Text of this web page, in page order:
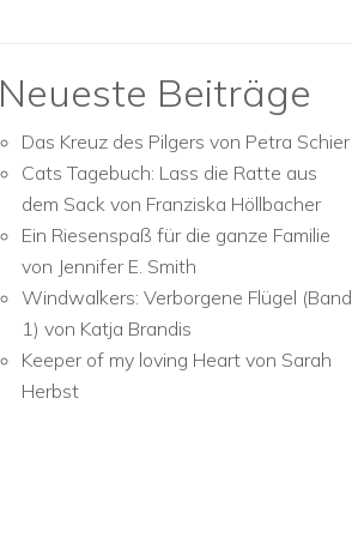
Neueste Beiträge
Das Kreuz des Pilgers von Petra Schier
Cats Tagebuch: Lass die Ratte aus
dem Sack von Franziska Höllbacher
Ein Riesenspaß für die ganze Familie
von Jennifer E. Smith
Windwalkers: Verborgene Flügel (Band
1) von Katja Brandis
Keeper of my loving Heart von Sarah
Herbst